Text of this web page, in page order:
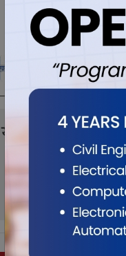
यो खबर पढेर
0